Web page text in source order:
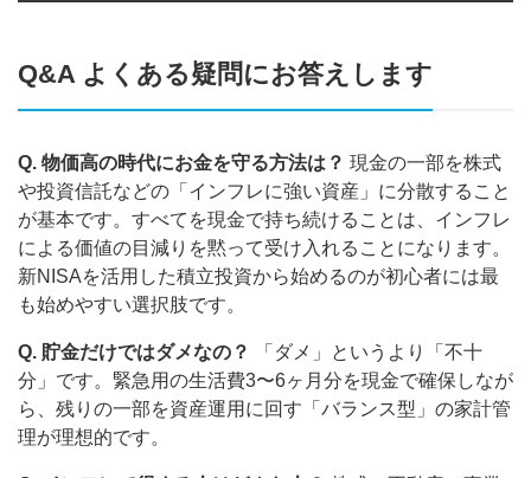
Q&A よくある疑問にお答えします
Q. 物価高の時代にお金を守る方法は？ 現金の一部を株式
や投資信託などの「インフレに強い資産」に分散すること
が基本です。すべてを現金で持ち続けることは、インフレ
による価値の目減りを黙って受け入れることになります。
新NISAを活用した積立投資から始めるのが初心者には最
も始めやすい選択肢です。
Q. 貯金だけではダメなの？
「ダメ」というより「不十
分」です。緊急用の生活費3〜6ヶ月分を現金で確保しなが
ら、残りの一部を資産運用に回す「バランス型」の家計管
理が理想的です。